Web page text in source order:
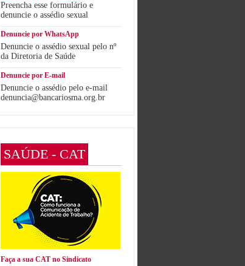
Preencha esse formulário e
denuncie o assédio sexual
Denuncie por WhatsApp
Denuncie o assédio sexual pelo nº
da Diretoria de Saúde
Denuncie por E-mail
Denuncie o assédio pelo e-mail
denuncia@bancariosma.org.br
SAÚDE - CAT
Faça a sua CAT no Sindicato